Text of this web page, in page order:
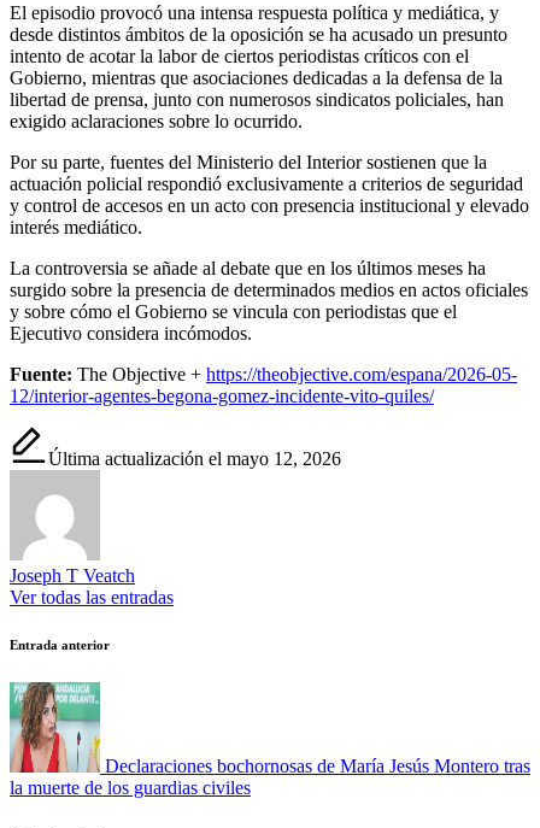
El episodio provocó una intensa respuesta política y mediática, y
desde distintos ámbitos de la oposición se ha acusado un presunto
intento de acotar la labor de ciertos periodistas críticos con el
Gobierno, mientras que asociaciones dedicadas a la defensa de la
libertad de prensa, junto con numerosos sindicatos policiales, han
exigido aclaraciones sobre lo ocurrido.
Por su parte, fuentes del Ministerio del Interior sostienen que la
actuación policial respondió exclusivamente a criterios de seguridad
y control de accesos en un acto con presencia institucional y elevado
interés mediático.
La controversia se añade al debate que en los últimos meses ha
surgido sobre la presencia de determinados medios en actos oficiales
y sobre cómo el Gobierno se vincula con periodistas que el
Ejecutivo considera incómodos.
Fuente: The Objective + https://theobjective.com/espana/2026-05-
12/interior-agentes-begona-gomez-incidente-vito-quiles/
Última actualización el mayo 12, 2026
Joseph T Veatch
Ver todas las entradas
Navegación
de
entradas
Entrada anterior
Declaraciones bochornosas de María Jesús Montero tras
la muerte de los guardias civiles